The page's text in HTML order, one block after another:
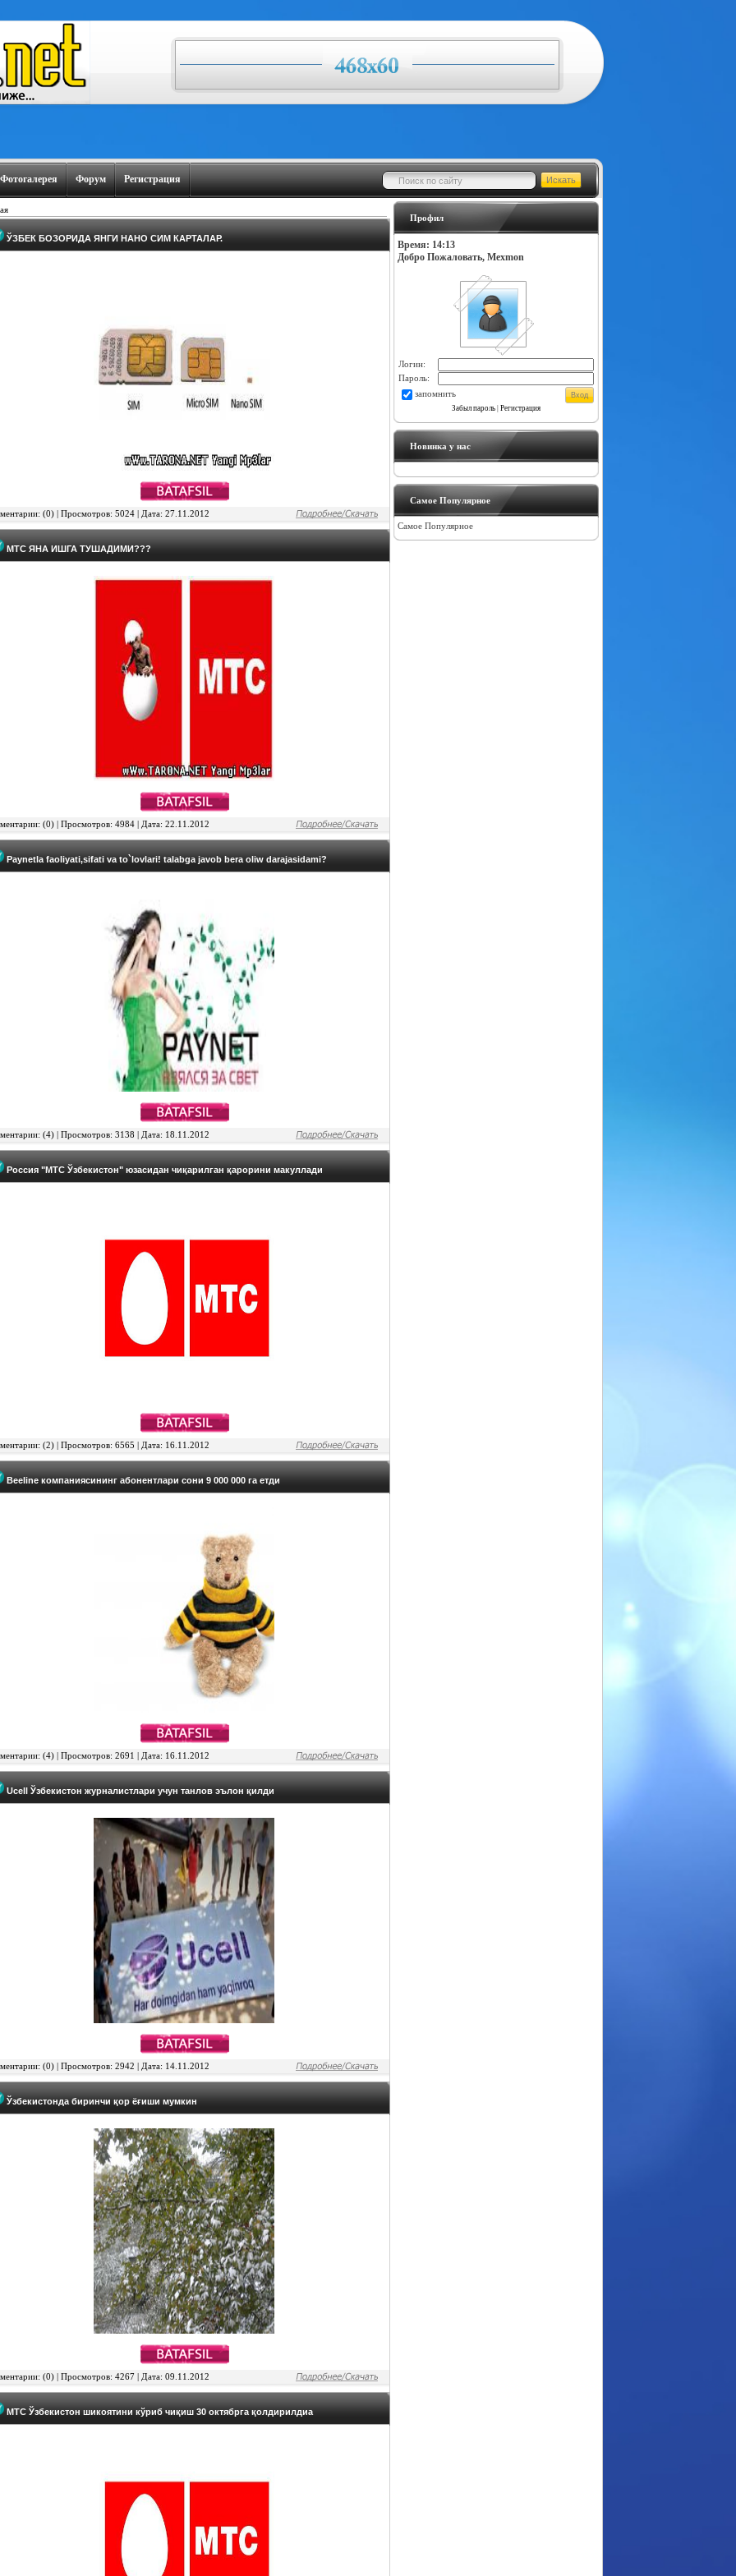
Фотогалерея Форум Регистрация
ЎЗБЕК БОЗОРИДА ЯНГИ НАНО СИМ КАРТАЛАР.
(0) | Просмотров: 5024 | Дата: 27.11.2012
МТС ЯНА ИШГА ТУШАДИМИ???
(0) | Просмотров: 4984 | Дата: 22.11.2012
Paynetla faoliyati,sifati va to`lovlari! talabga javob bera oliw darajasidami?
(4) | Просмотров: 3138 | Дата: 18.11.2012
Россия "МТС Ўзбекистон" юзасидан чиқарилган қарорини макуллади
(2) | Просмотров: 6565 | Дата: 16.11.2012
Beeline компаниясининг абонентлари сони 9 000 000 га етди
(4) | Просмотров: 2691 | Дата: 16.11.2012
Ucell Ўзбекистон журналистлари учун танлов эълон қилди
(0) | Просмотров: 2942 | Дата: 14.11.2012
Ўзбекистонда биринчи қор ёғиши мумкин
(0) | Просмотров: 4267 | Дата: 09.11.2012
МТС Ўзбекистон шикоятини кўриб чиқиш 30 октябрга қолдирилдиa
Профил
Время: 14:13
Добро Пожаловать, Mexmon
Логин:
Пароль:
запомнить
Забыл пароль| Регистрация
Новинка у нас
Самое Популярное
Самое Популярное